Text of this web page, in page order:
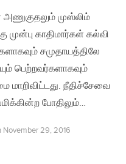
அணுகுதலும் முஸ்லிம்
காதிமார்கள் கல்வி
சமுதாயத்திலே
பெற்றவர்களாகவும்
நீதிச்சேவை
போதிலும்…
November 29, 2016